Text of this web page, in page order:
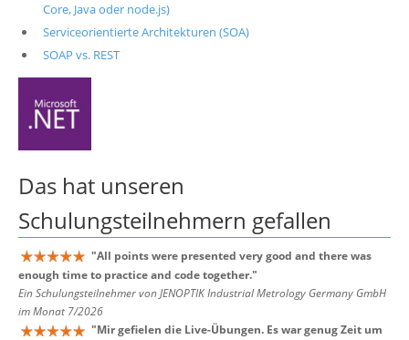
Core, Java oder node.js)
Serviceorientierte Architekturen (SOA)
SOAP vs. REST
Das hat unseren
Schulungsteilnehmern gefallen
"All points were presented very good and there was
enough time to practice and code together."
Ein Schulungsteilnehmer von JENOPTIK Industrial Metrology Germany GmbH
im Monat 7/2026
"Mir gefielen die Live-Übungen. Es war genug Zeit um